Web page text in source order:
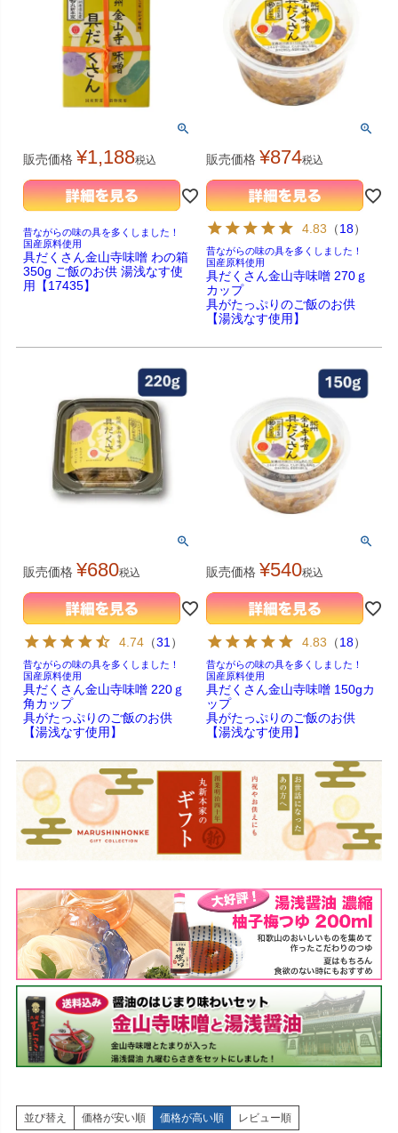
販売価格 ¥1,188税込
昔ながらの味の具を多くしました！
国産原料使用
具だくさん金山寺味噌 わの箱
350g ご飯のお供 湯浅なす使
用【17435】
販売価格 ¥874税込
4.83 （18）
昔ながらの味の具を多くしました！
国産原料使用
具だくさん金山寺味噌 270ｇ
カップ
具がたっぷりのご飯のお供
【湯浅なす使用】
販売価格 ¥680税込
4.74 （31 ）
昔ながらの味の具を多くしました！
国産原料使用
具だくさん金山寺味噌 220ｇ
角カップ
具がたっぷりのご飯のお供
【湯浅なす使用】
販売価格 ¥540税込
4.83 （18）
昔ながらの味の具を多くしました！
国産原料使用
具だくさん金山寺味噌 150gカ
ップ
具がたっぷりのご飯のお供
【湯浅なす使用】
並び替え 価格が安い順 価格が高い順 レビュー順